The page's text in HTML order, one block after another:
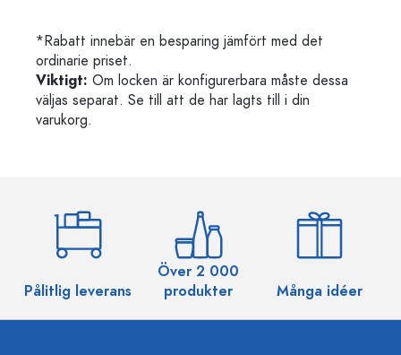
*Rabatt innebär en besparing jämfört med det
ordinarie priset.
Viktigt: Om locken är konfigurerbara måste dessa
väljas separat. Se till att de har lagts till i din
varukorg.
Pålitlig leverans
Över 2 000
produkter
Många idéer